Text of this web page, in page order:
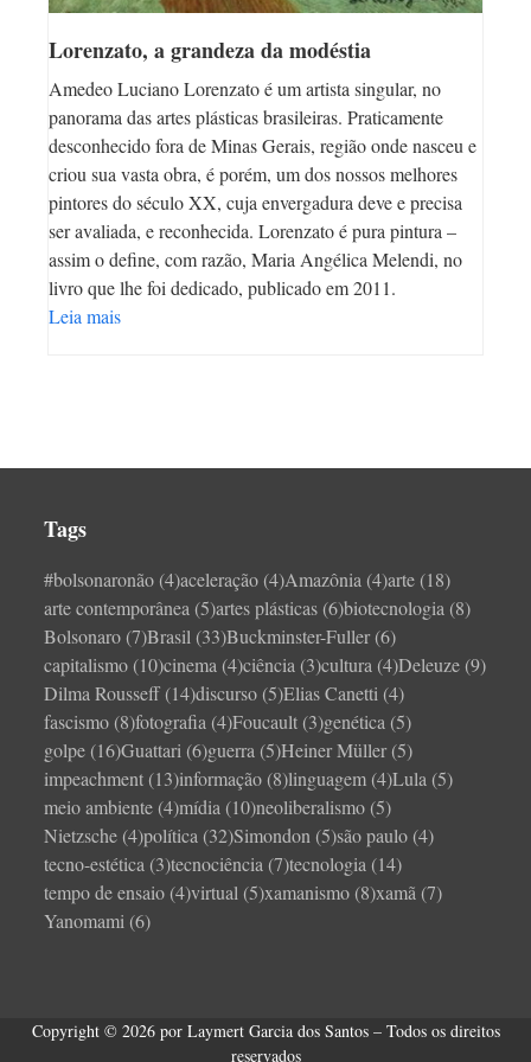
Lorenzato, a grandeza da modéstia
Amedeo Luciano Lorenzato é um artista singular, no
panorama das artes plásticas brasileiras. Praticamente
desconhecido fora de Minas Gerais, região onde nasceu e
criou sua vasta obra, é porém, um dos nossos melhores
pintores do século XX, cuja envergadura deve e precisa
ser avaliada, e reconhecida. Lorenzato é pura pintura –
assim o define, com razão, Maria Angélica Melendi, no
livro que lhe foi dedicado, publicado em 2011.
Leia mais
Tags
#bolsonaronão (4)aceleração (4)Amazônia (4)arte (18)
arte contemporânea (5)artes plásticas (6)biotecnologia (8)
Bolsonaro (7)Brasil (33)Buckminster-Fuller(6)
capitalismo (10)cinema (4)ciência (3)cultura (4)Deleuze (9)
Dilma Rousseff (14)discurso (5)Elias Canetti (4)
fascismo (8)fotografia (4)Foucault (3)genética (5)
golpe (16)Guattari (6)guerra (5)Heiner Müller(5)
impeachment (13)informação (8)linguagem (4)Lula (5)
meio ambiente (4)mídia (10)neoliberalismo (5)
Nietzsche (4)política (32)Simondon (5)são paulo (4)
tecno-estética (3)tecnociência (7)tecnologia (14)
tempo de ensaio (4)virtual (5)xamanismo (8)xamã (7)
Yanomami (6)
Copyright © 2026 por Laymert Garcia dos Santos – Todos os direitos
reservados